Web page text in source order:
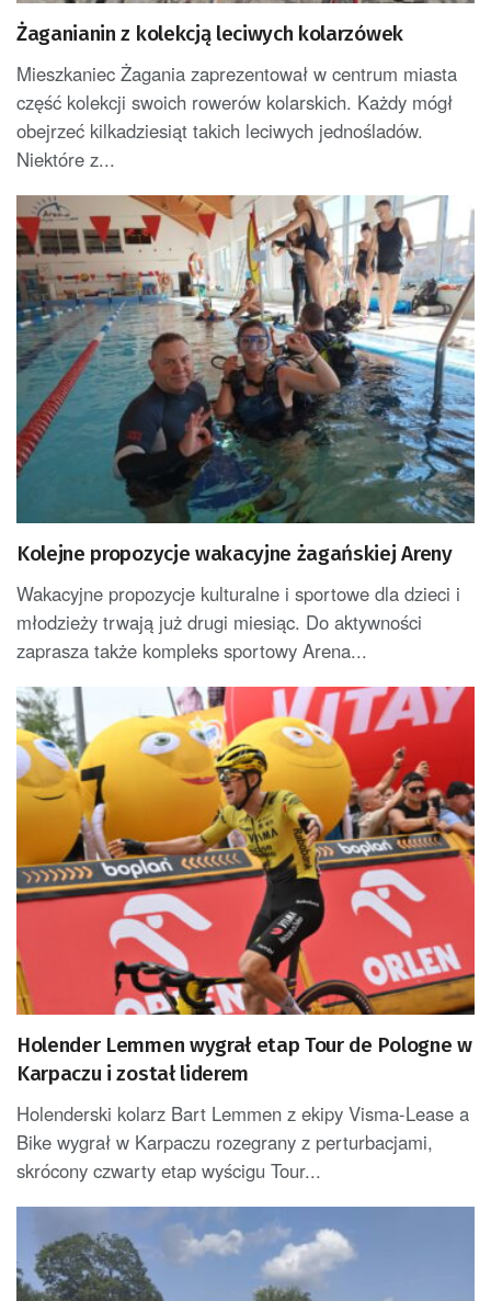
Żaganianin z kolekcją leciwych kolarzówek
Mieszkaniec Żagania zaprezentował w centrum miasta
część kolekcji swoich rowerów kolarskich. Każdy mógł
obejrzeć kilkadziesiąt takich leciwych jednośladów.
Niektóre z...
Kolejne propozycje wakacyjne żagańskiej Areny
Wakacyjne propozycje kulturalne i sportowe dla dzieci i
młodzieży trwają już drugi miesiąc. Do aktywności
zaprasza także kompleks sportowy Arena...
Holender Lemmen wygrał etap Tour de Pologne w
Karpaczu i został liderem
Holenderski kolarz Bart Lemmen z ekipy Visma-Lease a
Bike wygrał w Karpaczu rozegrany z perturbacjami,
skrócony czwarty etap wyścigu Tour...